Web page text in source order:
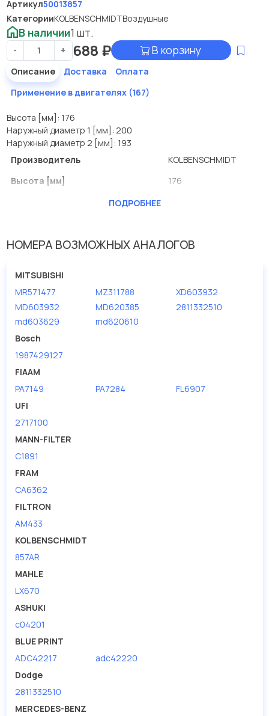
Артикул50013857
КатегорииKOLBENSCHMIDTВоздушные
В наличии1 шт.
- + 688 ₽ В корзину
Описание Доставка
Оплата
Применение в двигателях (167)
Высота [мм]: 176
Наружный диаметр 1 [мм]: 200
Наружный диаметр 2 [мм]: 193
Производитель
KOLBENSCHMIDT
Высота [мм]
176
Наружный диаметр 1 [мм]ПОДРОБНЕЕ
НОМЕРА ВОЗМОЖНЫХ АНАЛОГОВ
MITSUBISHI
MR571477
MZ311788
XD603932
MD603932
MD620385
2811332510
md603629
md620610
Bosch
1987429127
FIAAM
PA7149
PA7284
FL6907
UFI
2717100
MANN-FILTER
C1891
FRAM
CA6362
FILTRON
AM433
KOLBENSCHMIDT
857AR
MAHLE
LX670
ASHUKI
c04201
BLUE PRINT
ADC42217
adc42220
Dodge
2811332510
MERCEDES-BENZ